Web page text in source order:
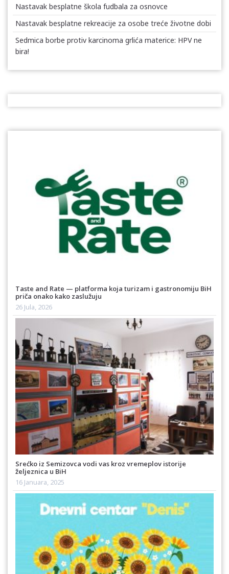
Nastavak besplatne škola fudbala za osnovce
Nastavak besplatne rekreacije za osobe treće životne dobi
Sedmica borbe protiv karcinoma grlića materice: HPV ne
bira!
Taste and Rate — platforma koja turizam i gastronomiju BiH
priča onako kako zaslužuju
26 Jula, 2026
Srećko iz Semizovca vodi vas kroz vremeplov istorije
željeznica u BiH
16 Januara, 2025